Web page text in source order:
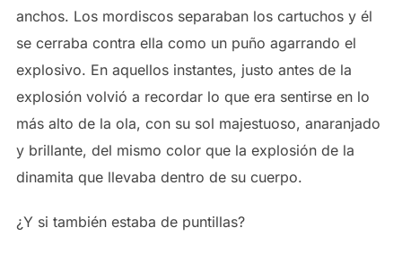
anchos. Los mordiscos separaban los cartuchos y él
se cerraba contra ella como un puño agarrando el
explosivo. En aquellos instantes, justo antes de la
explosión volvió a recordar lo que era sentirse en lo
más alto de la ola, con su sol majestuoso, anaranjado
y brillante, del mismo color que la explosión de la
dinamita que llevaba dentro de su cuerpo.
¿Y si también estaba de puntillas?